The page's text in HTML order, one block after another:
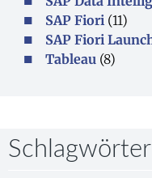
SAP Fiori (11)
SAP Fiori
Tableau (8)
Schlagwörter